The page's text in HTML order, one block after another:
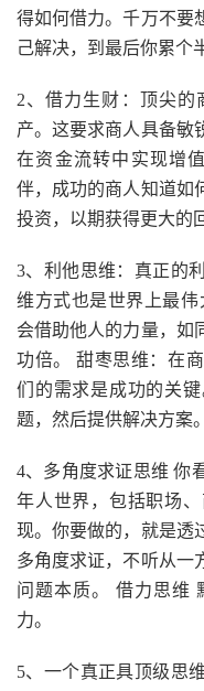
得如何借力。千万不要
己解决，到最后你累个
2、借力生财：顶尖的
产。这要求商人具备敏
在资金流转中实现增
伴，成功的商人知道如
投资，以期获得更大的
3、利他思维：真正的
维方式也是世界上最
会借助他人的力量，如
功倍。 甜枣思维：在
们的需求是成功的关
题，然后提供解决方案。
4、多角度求证思维 你
年人世界，包括职场
现。你要做的，就是透
多角度求证，不听从一
问题本质。 借力思维
力。
5、一个真正具顶级思